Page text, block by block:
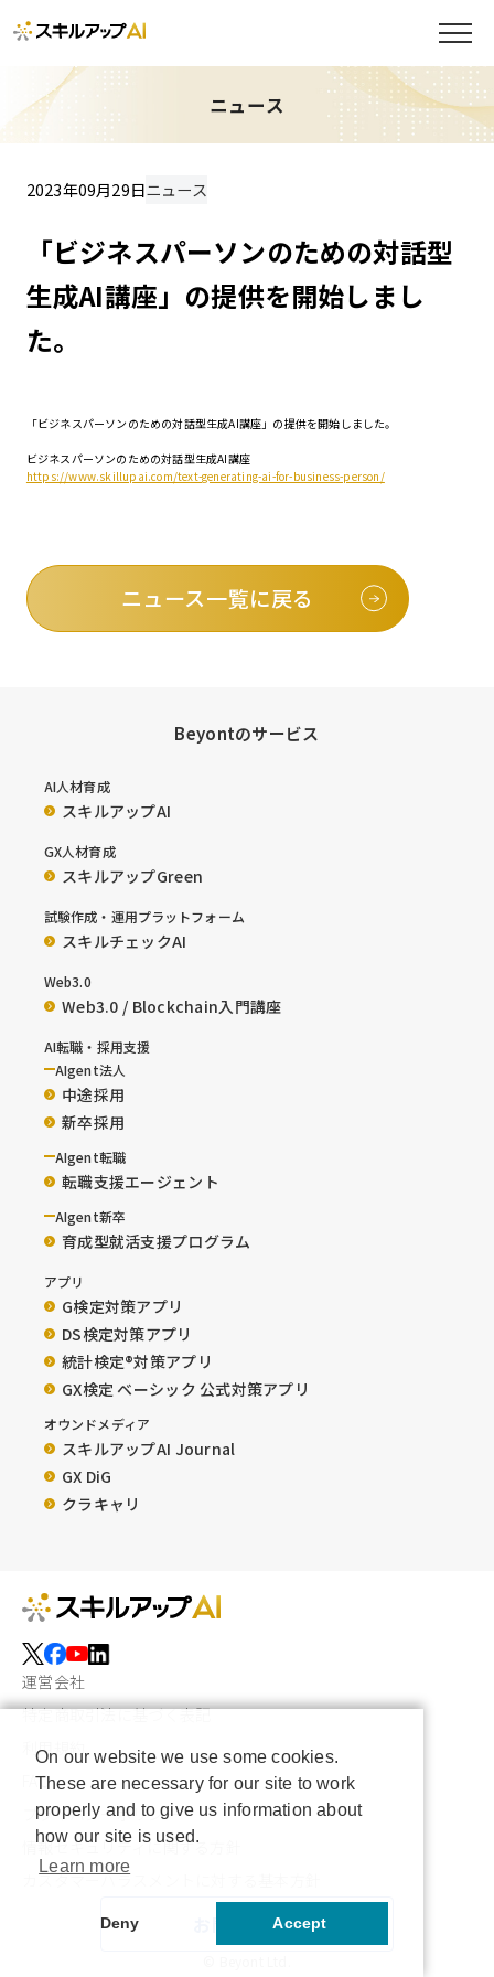
ニュース
2023年09月29日ニュース
「ビジネスパーソンのための対話型
生成AI講座」の提供を開始しまし
た。
「ビジネスパーソンのための対話型生成AI講座」の提供を開始しました。
ビジネスパーソンのための対話型生成AI講座
https://www.skillupai.com/text-generating-ai-for-business-person/
ニュース一覧に戻る
Beyontのサービス
AI人材育成
スキルアップAI
GX人材育成
スキルアップGreen
試験作成・運用プラットフォーム
スキルチェックAI
Web3.0
Web3.0 / Blockchain入門講座
AI転職・採用支援
AIgent法人
中途採用
新卒採用
AIgent転職
転職支援エージェント
AIgent新卒
育成型就活支援プログラム
アプリ
G検定対策アプリ
DS検定対策アプリ
統計検定®︎対策アプリ
GX検定 ベーシック 公式対策アプリ
オウンドメディア
スキルアップAI Journal
GX DiG
クラキャリ
運営会社
特定商取引法に基づく表記
利用規約
FAQ
プライバシーポリシー
情報セキュリティに関する方針
カスタマーハラスメントに対する基本方針
お問い合わせ
On our website we use some cookies.
These are necessary for our site to work
properly and to give us information about
how our site is used.
Learn more
Deny Accept